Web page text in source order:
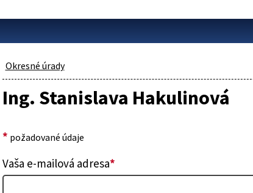
Okresné úrady
Ing. Stanislava Hakulinová
* požadované údaje
Vaša e-mailová adresa*